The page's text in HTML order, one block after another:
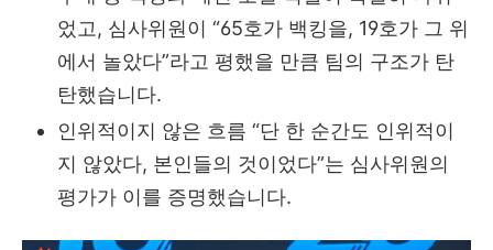
었고, 심사위원이 “65호가 백킹을, 19호가 그 위
에서 놀았다”라고 평했을 만큼 팀의 구조가 탄
탄했습니다.
인위적이지 않은 흐름 “단 한 순간도 인위적이
지 않았다, 본인들의 것이었다”는 심사위원의
평가가 이를 증명했습니다.